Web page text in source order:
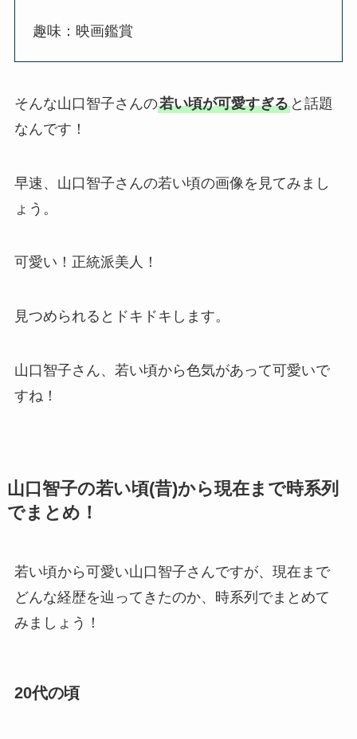
趣味：映画鑑賞
そんな山口智子さんの若い頃が可愛すぎると話題
なんです！
早速、山口智子さんの若い頃の画像を見てみまし
ょう。
可愛い！正統派美人！
見つめられるとドキドキします。
山口智子さん、若い頃から色気があって可愛いで
すね！
山口智子の若い頃(昔)から現在まで時系列
でまとめ！
若い頃から可愛い山口智子さんですが、現在まで
どんな経歴を辿ってきたのか、時系列でまとめて
みましょう！
20代の頃